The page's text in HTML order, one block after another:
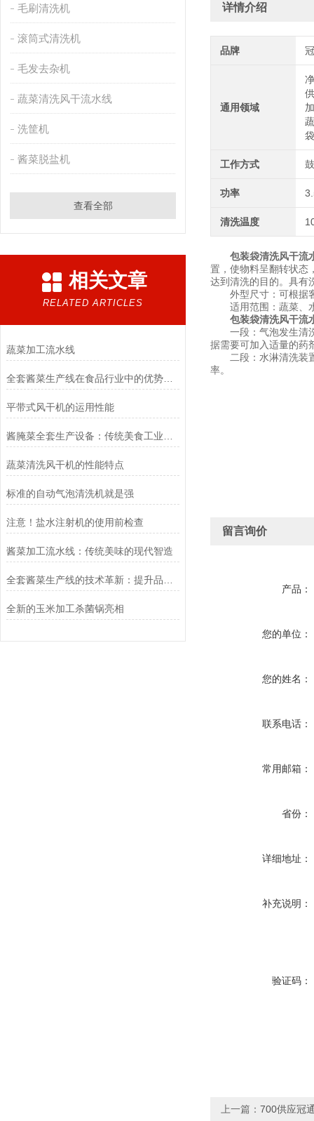
毛刷清洗机
滚筒式清洗机
毛发去杂机
蔬菜清洗风干流水线
洗筐机
酱菜脱盐机
查看全部
相关文章
RELATED ARTICLES
蔬菜加工流水线
全套酱菜生产线在食品行业中的优势和应用前景
平带式风干机的运用性能
蔬菜清洗风干机的性能特点
标准的自动气泡清洗机就是强
注意！盐水注射机的使用前检查
酱菜加工流水线：传统美味的现代智造
全新的玉米加工杀菌锅亮相
详情介绍
品牌
通用领域
工作方式
功率
清洗温度
包装袋清洗风干流
置，使物料呈翻转状态
达到清洗的目的。具有
外型尺寸：可根据
适用范围：蔬菜、水
包装袋清洗风干流
一段：气泡发生清洗
据需要可加入适量的药
二段：水淋清洗装置
率。
留言询价
产品：
您的单位：
您的姓名：
联系电话：
常用邮箱：
省份：
详细地址：
补充说明：
验证码：
上一篇： 700供应冠